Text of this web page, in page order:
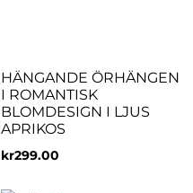
HÄNGANDE ÖRHÄNGEN
I ROMANTISK
BLOMDESIGN I LJUS
APRIKOS
kr299.00